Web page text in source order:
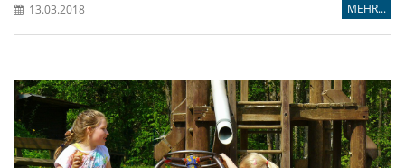
13.03.2018 MEHR...